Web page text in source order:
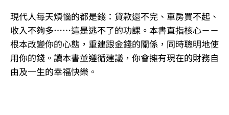
現代人每天煩惱的都是錢：貸款還不完、車房買不起、
收入不夠多……這是逃不了的功課。本書直指核心－－
根本改變你的心態，重建跟金錢的關係，同時聰明地使
用你的錢。讀本書並遵循建議，你會擁有現在的財務自
由及一生的幸福快樂。